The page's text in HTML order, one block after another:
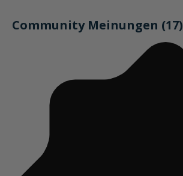
Community Meinungen (17)